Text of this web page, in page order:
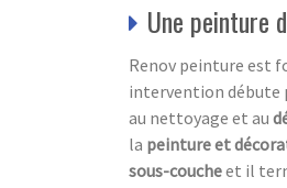
Une peinture
Renov peinture est
intervention débute
au nettoyage et au
la peinture et
sous-coucheet il